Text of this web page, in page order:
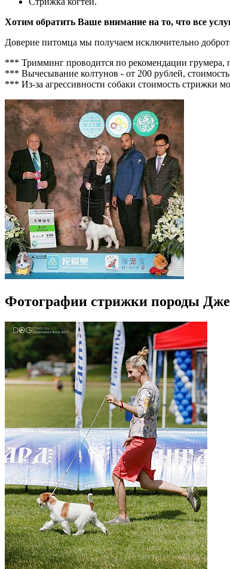
Хотим обратить Ваше внимание на то, что все
Доверие питомца мы получаем исключительно
*** Тримминг проводится по рекомендации грумера,
*** Вычесывание колтунов - от 200 рублей, стоимость
*** Из-за агрессивности собаки стоимость стрижки
Фотографии стрижки породы